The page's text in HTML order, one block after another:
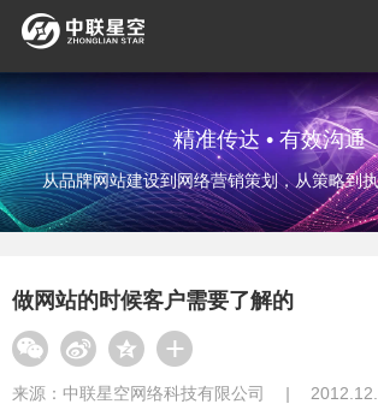
精准传达 • 有效沟通
从品牌网站建设到网络营销策划，从策略到
做网站的时候客户需要了解的
来源： 中联星空网络科技有限公司 |